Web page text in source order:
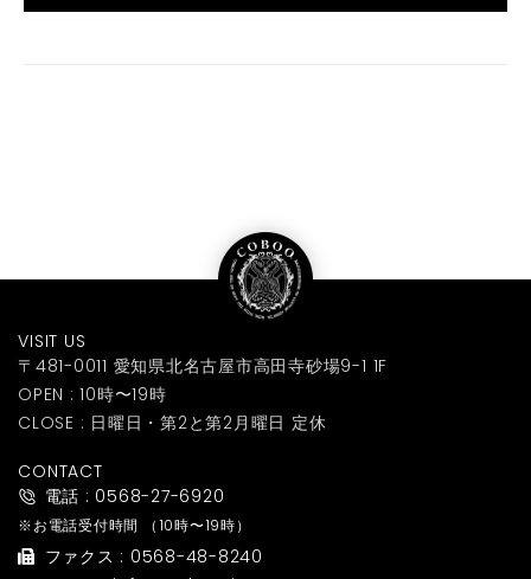
VISIT US
〒481-0011 愛知県北名古屋市高田寺砂場9-1 1F
OPEN : 10時〜19時
CLOSE : 日曜日・第2と第2月曜日 定休
CONTACT
電話 : 0568-27-6920
※お電話受付時間 （10時〜19時）
ファクス : 0568-48-8240